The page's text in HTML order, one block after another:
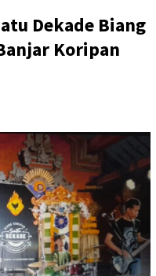
Dekade Biang
Koripan